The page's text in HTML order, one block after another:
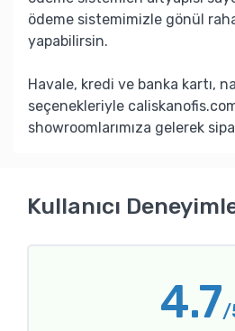
ödeme sistemimizle gönül
yapabilirsin.
Havale, kredi ve banka kartı,
seçenekleriyle
showroomlarımıza gelerek
Kullanıcı
4.7/